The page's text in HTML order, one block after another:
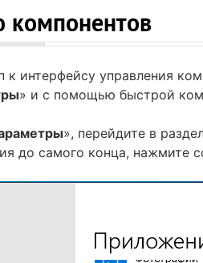
к интерфейсу управления
» и с помощью быстрой
», перейдите в
до самого конца, нажмите